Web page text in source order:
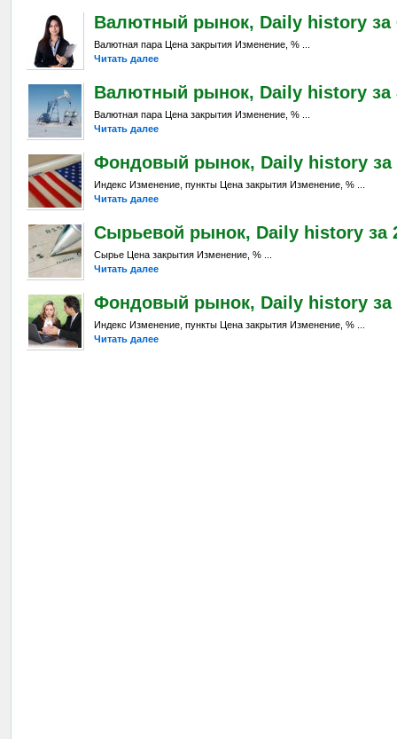
Валютный рынок, Daily history за
Валютная пара Цена закрытия Изменение, % ...
Читать далее
Валютный рынок, Daily history за
Валютная пара Цена закрытия Изменение, % ...
Читать далее
Фондовый рынок, Daily history за
Индекс Изменение, пункты Цена закрытия Изменение, % ...
Читать далее
Сырьевой рынок, Daily history за
Сырье Цена закрытия Изменение, % ...
Читать далее
Фондовый рынок, Daily history за
Индекс Изменение, пункты Цена закрытия Изменение, % ...
Читать далее